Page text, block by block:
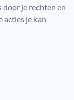
door je rechten en
acties je kan